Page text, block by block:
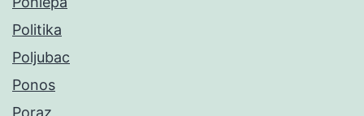
Politika
Poljubac
Ponos